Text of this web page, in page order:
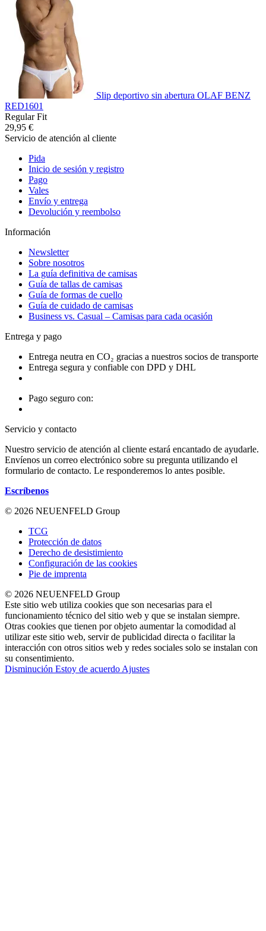
Slip deportivo sin abertura OLAF BENZ
RED1601
Regular Fit
29,95 €
Servicio de atención al cliente
Pida
Inicio de sesión y registro
Pago
Vales
Envío y entrega
Devolución y reembolso
Información
Newsletter
Sobre nosotros
La guía definitiva de camisas
Guía de tallas de camisas
Guía de formas de cuello
Guía de cuidado de camisas
Business vs. Casual – Camisas para cada ocasión
Entrega y pago
Entrega neutra en CO₂ gracias a nuestros socios de transporte
Entrega segura y confiable con DPD y DHL
Pago seguro con:
Servicio y contacto
Nuestro servicio de atención al cliente estará encantado de ayudarle.
Envíenos un correo electrónico sobre su pregunta utilizando el
formulario de contacto. Le responderemos lo antes posible.
Escríbenos
© 2026 NEUENFELD Group
TCG
Protección de datos
Derecho de desistimiento
Configuración de las cookies
Pie de imprenta
© 2026 NEUENFELD Group
Este sitio web utiliza cookies que son necesarias para el
funcionamiento técnico del sitio web y que se instalan siempre.
Otras cookies que tienen por objeto aumentar la comodidad al
utilizar este sitio web, servir de publicidad directa o facilitar la
interacción con otros sitios web y redes sociales solo se instalan con
su consentimiento.
Disminución Estoy de acuerdo Ajustes